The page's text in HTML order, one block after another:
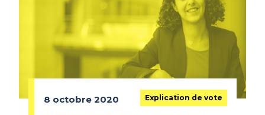
8 octobre 2020 Explication de vote